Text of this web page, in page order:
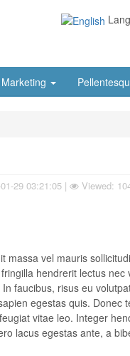
Marketing
29 03:21:05 | Viewed:
vel mauris
hendrerit lectus
faucibus, risus eu
egestas quis. Donec
vitae leo. Integer
lacus egestas ante, a